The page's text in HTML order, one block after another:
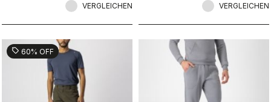
VERGLEICHEN VERGLEICHEN
sell 60% OFF